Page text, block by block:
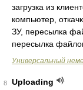
загрузка из
компьютер,
ЗУ, пересылка
пересылка
Универсальный
8 Uploading